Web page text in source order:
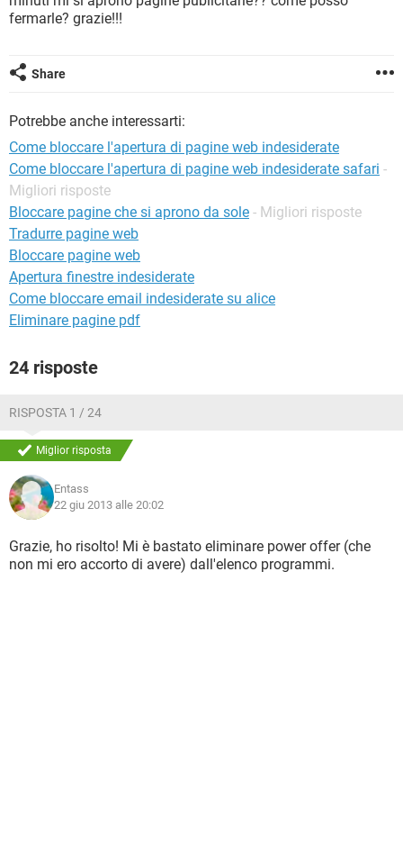
TIKTOK FACEBOOK
fermarle? grazie!!!
Share
Potrebbe anche interessarti:
Come bloccare l'apertura di pagine web indesiderate
Come bloccare l'apertura di pagine web indesiderate safari -
Migliori risposte
Bloccare pagine che si aprono da sole - Migliori risposte
Tradurre pagine web
Bloccare pagine web
Apertura finestre indesiderate
Come bloccare email indesiderate su alice
Eliminare pagine pdf
24 risposte
RISPOSTA 1 / 24
Miglior risposta
Entass
22 giu 2013 alle 20:02
Grazie, ho risolto! Mi è bastato eliminare power offer (che
non mi ero accorto di avere) dall'elenco programmi.